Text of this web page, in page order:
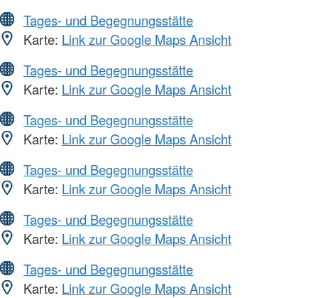
Tages- und Begegnungsstätte
Karte: Link zur Google Maps Ansicht
Tages- und Begegnungsstätte
Karte: Link zur Google Maps Ansicht
Tages- und Begegnungsstätte
Karte: Link zur Google Maps Ansicht
Tages- und Begegnungsstätte
Karte: Link zur Google Maps Ansicht
Tages- und Begegnungsstätte
Karte: Link zur Google Maps Ansicht
Tages- und Begegnungsstätte
Karte: Link zur Google Maps Ansicht